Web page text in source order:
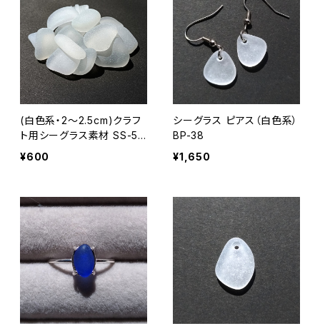
(白色系・2～2.5cm)クラフ
ト用シーグラス素材 SS-50
7
¥600
シーグラス ピアス（白色系）
BP-38
¥1,650